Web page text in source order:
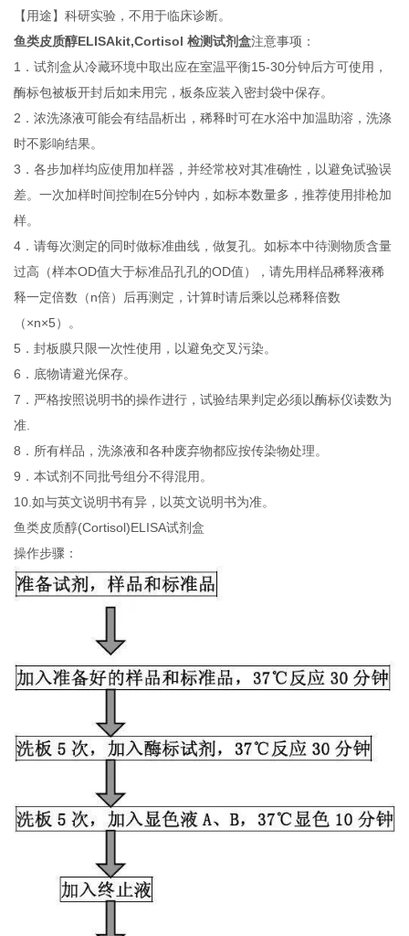
【用途】科研实验，不用于临床诊断。
鱼类皮质醇ELISAkit,Cortisol 检测试剂盒注意事项：
1．试剂盒从冷藏环境中取出应在室温平衡15-30分钟后方可使用，
酶标包被板开封后如未用完，板条应装入密封袋中保存。
2．浓洗涤液可能会有结晶析出，稀释时可在水浴中加温助溶，洗涤
时不影响结果。
3．各步加样均应使用加样器，并经常校对其准确性，以避免试验误
差。一次加样时间控制在5分钟内，如标本数量多，推荐使用排枪加
样。
4．请每次测定的同时做标准曲线，做复孔。如标本中待测物质含量
过高（样本OD值大于标准品孔孔的OD值），请先用样品稀释液稀
释一定倍数（n倍）后再测定，计算时请后乘以总稀释倍数
（×n×5）。
5．封板膜只限一次性使用，以避免交叉污染。
6．底物请避光保存。
7．严格按照说明书的操作进行，试验结果判定必须以酶标仪读数为
准.
8．所有样品，洗涤液和各种废弃物都应按传染物处理。
9．本试剂不同批号组分不得混用。
10.如与英文说明书有异，以英文说明书为准。
鱼类皮质醇(Cortisol)ELISA试剂盒
操作步骤：